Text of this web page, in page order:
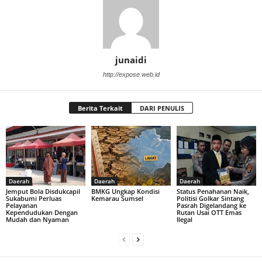
junaidi
http://expose.web.id
Berita Terkait DARI PENULIS
Daerah
Jemput Bola Disdukcapil
Sukabumi Perluas
Pelayanan
Kependudukan Dengan
Mudah dan Nyaman
Daerah
BMKG Ungkap Kondisi
Kemarau Sumsel
Daerah
Status Penahanan Naik,
Politisi Golkar Sintang
Pasrah Digelandang ke
Rutan Usai OTT Emas
Ilegal